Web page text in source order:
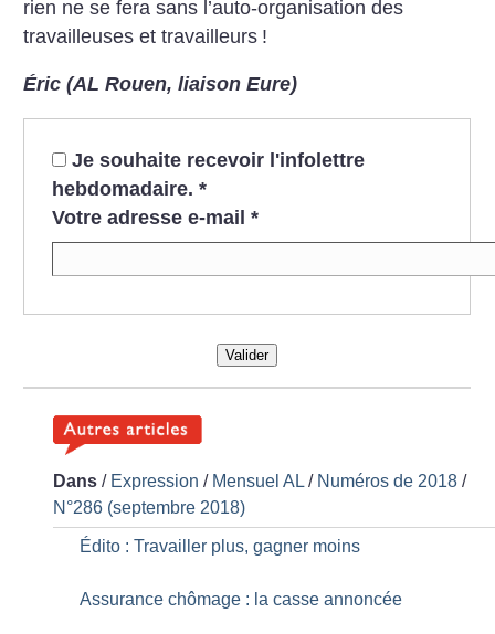
rien ne se fera sans l’auto-organisation des
travailleuses et travailleurs !
Éric (AL Rouen, liaison Eure)
Je souhaite recevoir l'infolettre
hebdomadaire. *
Votre adresse e-mail *
Valider
Dans / Expression / Mensuel AL / Numéros de 2018 /
N°286 (septembre 2018)
Édito : Travailler plus, gagner moins
Assurance chômage : la casse annoncée